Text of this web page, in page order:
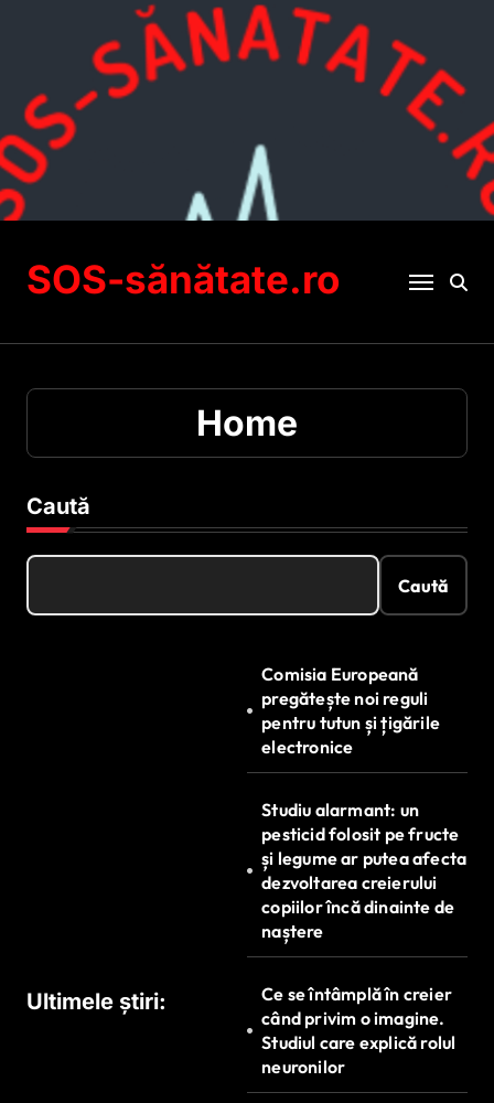
SOS-sănătate.ro
Home
Caută
Caută
Ultimele știri:
Comisia Europeană
pregătește noi reguli
pentru tutun și țigările
electronice
Studiu alarmant: un
pesticid folosit pe fructe
și legume ar putea afecta
dezvoltarea creierului
copiilor încă dinainte de
naștere
Ce se întâmplă în creier
când privim o imagine.
Studiul care explică rolul
neuronilor